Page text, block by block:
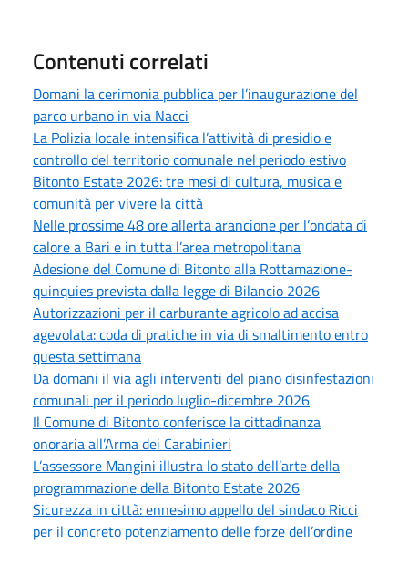
Contenuti correlati
Domani la cerimonia pubblica per l’inaugurazione del
parco urbano in via Nacci
La Polizia locale intensifica l’attività di presidio e
controllo del territorio comunale nel periodo estivo
Bitonto Estate 2026: tre mesi di cultura, musica e
comunità per vivere la città
Nelle prossime 48 ore allerta arancione per l’ondata di
calore a Bari e in tutta l’area metropolitana
Adesione del Comune di Bitonto alla Rottamazione-
quinquies prevista dalla legge di Bilancio 2026
Autorizzazioni per il carburante agricolo ad accisa
agevolata: coda di pratiche in via di smaltimento entro
questa settimana
Da domani il via agli interventi del piano disinfestazioni
comunali per il periodo luglio-dicembre 2026
Il Comune di Bitonto conferisce la cittadinanza
onoraria all’Arma dei Carabinieri
L’assessore Mangini illustra lo stato dell’arte della
programmazione della Bitonto Estate 2026
Sicurezza in città: ennesimo appello del sindaco Ricci
per il concreto potenziamento delle forze dell’ordine